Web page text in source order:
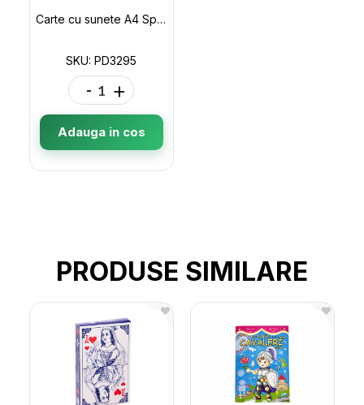
Carte cu sunete A4 Spatiul Cosmic(P.D.) PD3295
SKU: PD3295
- +
Adauga in cos
PRODUSE SIMILARE